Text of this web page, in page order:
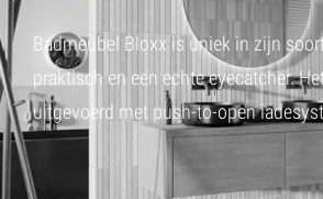
Badmeubel Bloxx is uniek in zijn
praktisch en een echte eyecatcher.
uitgevoerd met push-to-open